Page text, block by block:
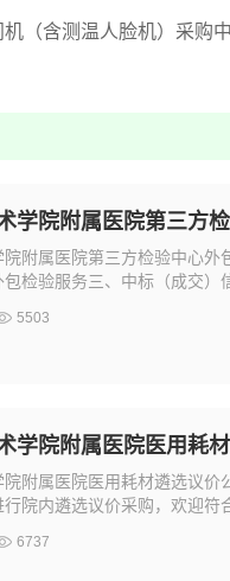
（含测温人脸机）采购
学院附属医院第三方
院附属医院第三方检验中心
检验服务三、中标（成交）
5503
学院附属医院医用耗
院附属医院医用耗材遴选议
院内遴选议价采购，欢迎符
6737